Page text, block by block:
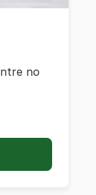
no